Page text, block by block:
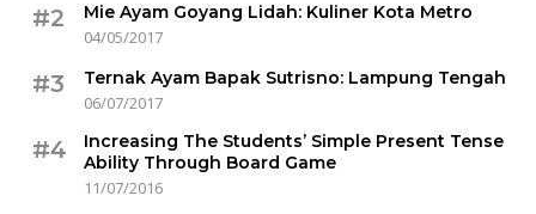
#2
Mie Ayam Goyang Lidah: Kuliner Kota Metro
04/05/2017
#3
Ternak Ayam Bapak Sutrisno: Lampung Tengah
06/07/2017
#4
Increasing The Students’ Simple Present Tense
Ability Through Board Game
11/07/2016